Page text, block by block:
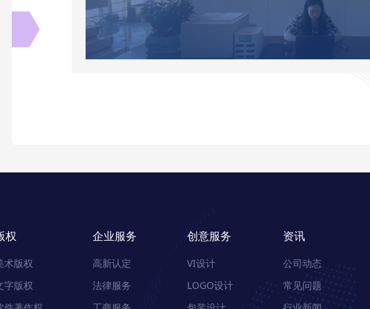
权
术版权
字版权
企业服务
高新认定
法律服务
创意服务
VI设计
LOGO设计
资讯
公司动态
常见问题